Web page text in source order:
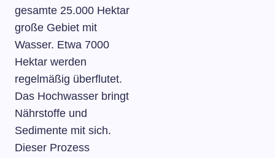
gesamte 25.000 Hektar
große Gebiet mit
Wasser. Etwa 7000
Hektar werden
regelmäßig überflutet.
Das Hochwasser bringt
Nährstoffe und
Sedimente mit sich.
Dieser Prozess